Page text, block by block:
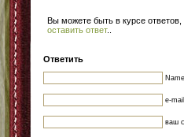
Вы можете быть в курсе ответов,
оставить ответ.
Ответить
e-
ваш